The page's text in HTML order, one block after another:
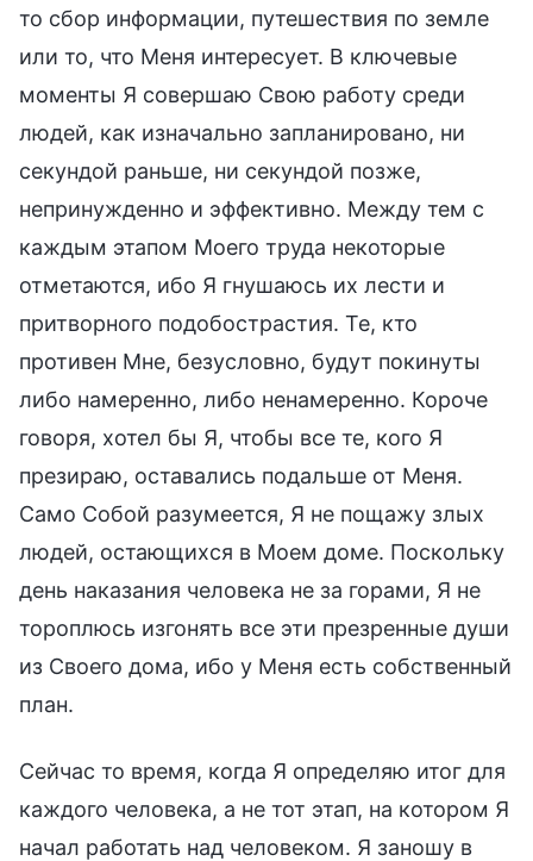
то сбор информации, путешествия по земле
или то, что Меня интересует. В ключевые
моменты Я совершаю Свою работу среди
людей, как изначально запланировано, ни
секундой раньше, ни секундой позже,
непринужденно и эффективно. Между тем с
каждым этапом Моего труда некоторые
отметаются, ибо Я гнушаюсь их лести и
притворного подобострастия. Те, кто
противен Мне, безусловно, будут покинуты
либо намеренно, либо ненамеренно. Короче
говоря, хотел бы Я, чтобы все те, кого Я
презираю, оставались подальше от Меня.
Само Собой разумеется, Я не пощажу злых
людей, остающихся в Моем доме. Поскольку
день наказания человека не за горами, Я не
тороплюсь изгонять все эти презренные души
из Своего дома, ибо у Меня есть собственный
план.
Сейчас то время, когда Я определяю итог для
каждого человека, а не тот этап, на котором Я
начал работать над человеком. Я заношу в